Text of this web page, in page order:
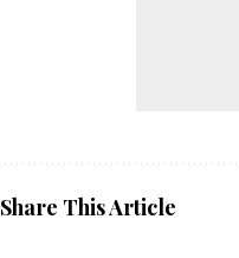
Share This Article